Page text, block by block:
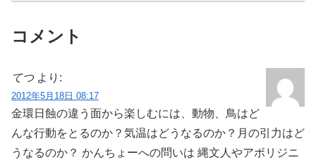
コメント
てつ より:
2012年5月18日 08:17
金環日蝕の違う面から楽しむには、動物、鳥はど
んな行動をとるのか？気温はどうなるのか？月の引力はど
うなるのか？ かんちょーへの問いは 縄文人やアボリジニ